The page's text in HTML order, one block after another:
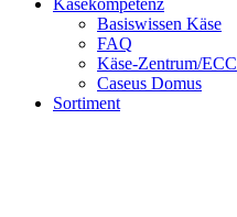
Basiswissen Käse
FAQ
Käse-Zentrum/ECC
Caseus Domus
Sortiment